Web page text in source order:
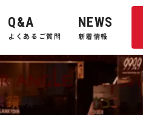
Q&A
よくあるご質問
NEWS
新着情報